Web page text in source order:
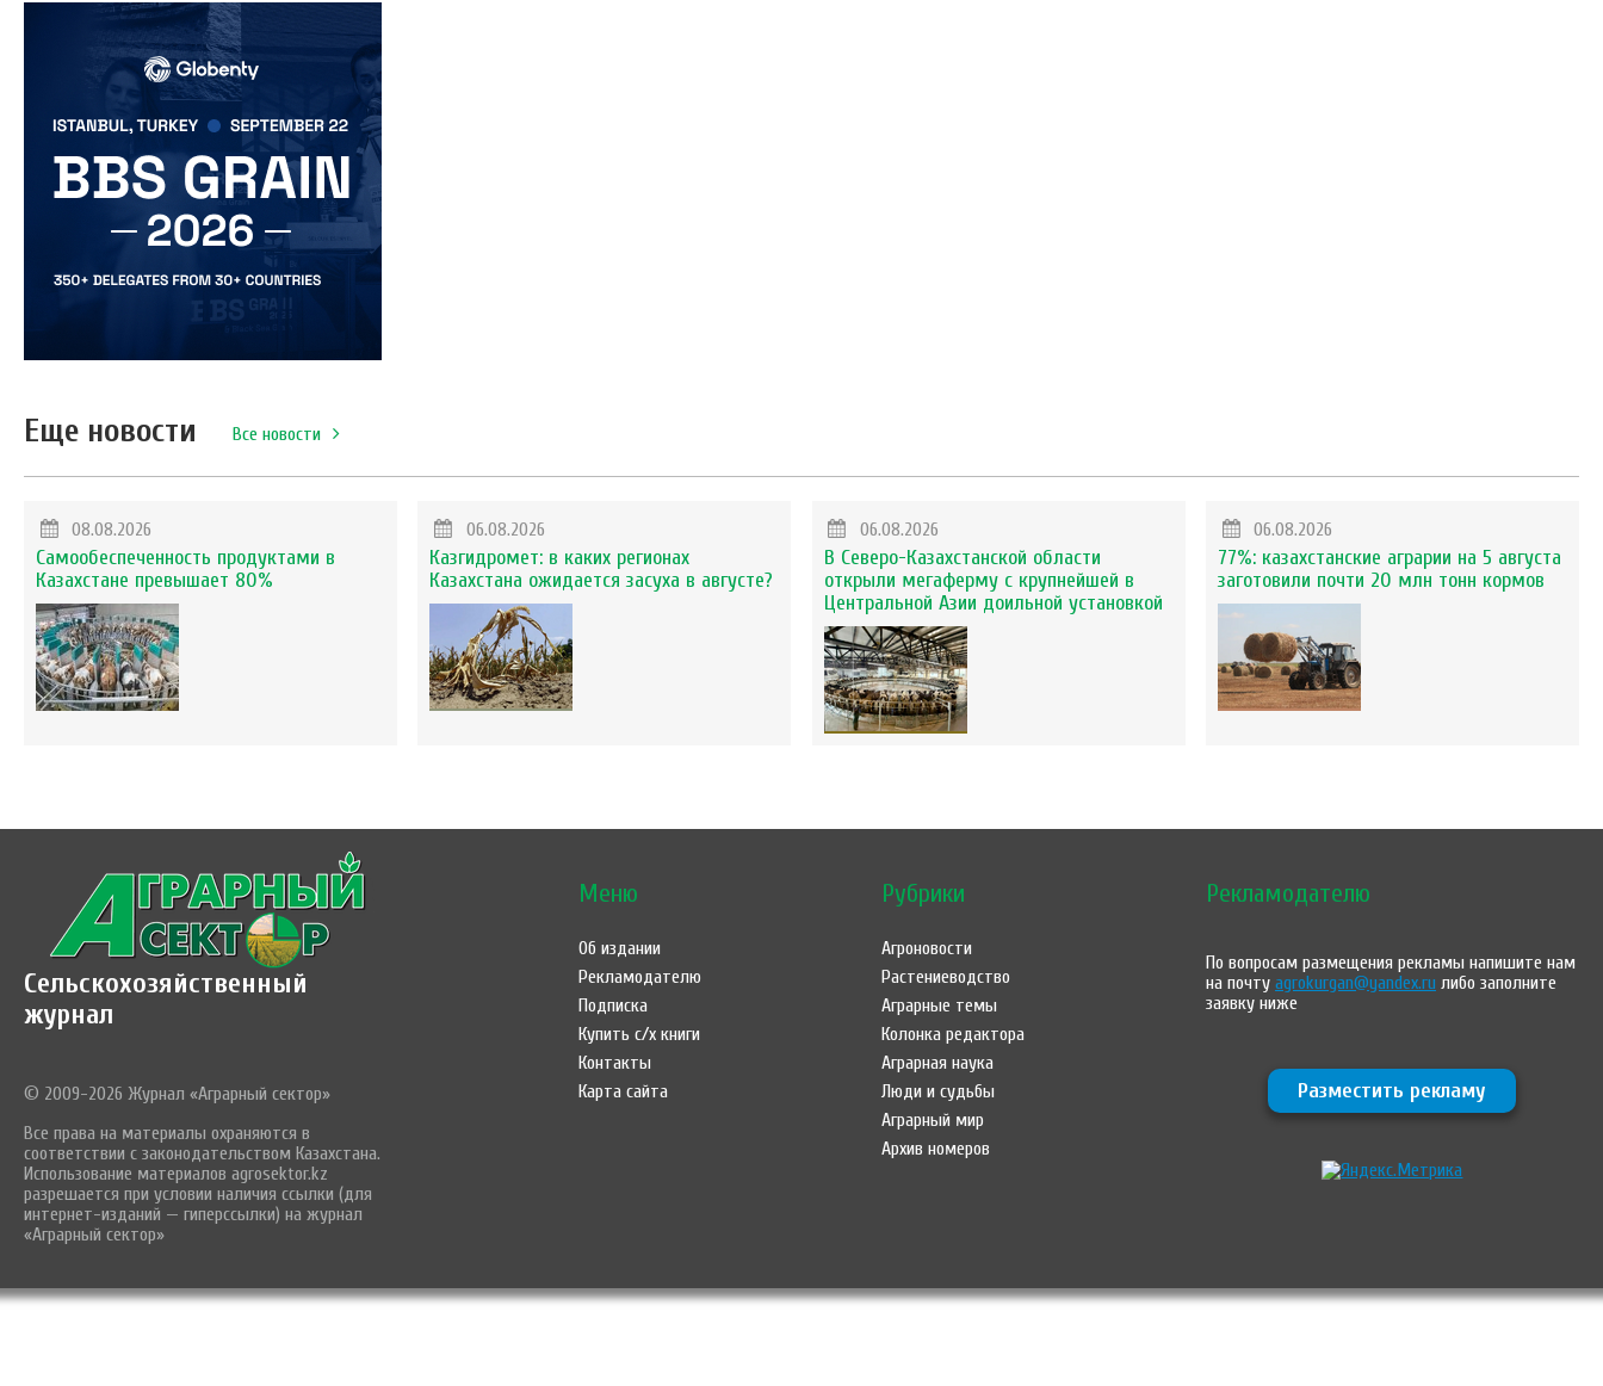
Еще новости Все новости
08.08.2026
Самообеспеченность продуктами в
Казахстане превышает 80%
06.08.2026
Казгидромет: в каких регионах
Казахстана ожидается засуха в августе?
06.08.2026
В Северо-Казахстанской области
открыли мегаферму с крупнейшей в
Центральной Азии доильной установкой
06.08.2026
77%: казахстанские аграрии на 5 августа
заготовили почти 20 млн тонн кормов
Сельскохозяйственный
журнал
© 2009-2026 Журнал «Аграрный сектор»
Все права на материалы охраняются в
соответствии с законодательством Казахстана.
Использование материалов agrosektor.kz
разрешается при условии наличия ссылки (для
интернет-изданий — гиперссылки) на журнал
«Аграрный сектор»
Меню
Об издании
Рекламодателю
Подписка
Купить с/х книги
Контакты
Карта сайта
Рубрики
Агроновости
Растениеводство
Аграрные темы
Колонка редактора
Аграрная наука
Люди и судьбы
Аграрный мир
Архив номеров
Рекламодателю
По вопросам размещения рекламы напишите нам
на почтуagrokurgan@yandex.ru либо заполните
заявку ниже
Разместить рекламу